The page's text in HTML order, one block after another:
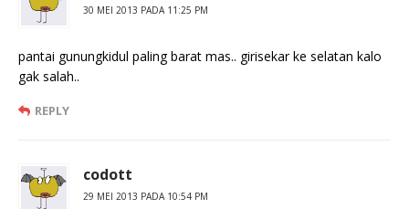
30 MEI 2013 PADA 11:25 PM
pantai gunungkidul paling barat mas.. girisekar ke selatan kalo
gak salah..
REPLY
codott
29 MEI 2013 PADA 10:54 PM